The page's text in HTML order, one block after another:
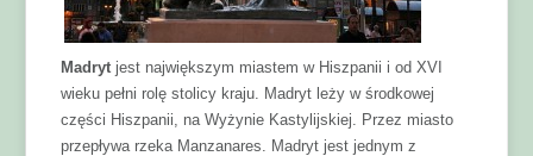
Madryt jest największym miastem w Hiszpanii i od XVI
wieku pełni rolę stolicy kraju. Madryt leży w środkowej
części Hiszpanii, na Wyżynie Kastylijskiej. Przez miasto
przepływa rzeka Manzanares. Madryt jest jednym z